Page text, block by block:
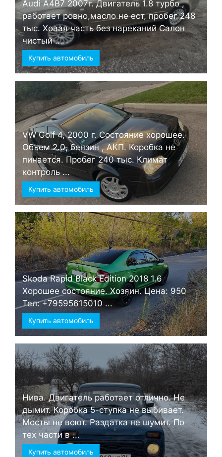
Audi А4B7 2007г. Двигатель 1.8 турбо ,
работает ровно,масло не ест, пробег 248
тыс. Ховая часть без нареканий Салон
чистый ...
Купить автомобиль
VW Golf 4, 2000 г. Состояние хорошее.
Объем 2.0, бензин , АКП. Коробка не
пинается. Пробег 240 тыс. Климат
контроль ...
Купить автомобиль
Skoda Rapid Black Edition 2018 1.6
Хорошее состояние. Хозяин. Цена: 950
Тел: +79595615010 ...
Купить автомобиль
Нива. Двигатель работает отлично. Не
дымит. Коробка 5-ступка не выбивает.
Мосты не воют. Раздатка не шумит. По
тех части в ...
Купить автомобиль